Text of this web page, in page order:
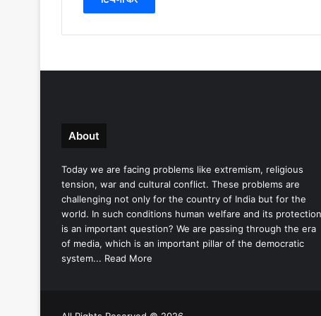
About
Today we are facing problems like extremism, religious
tension, war and cultural conflict. These problems are
challenging not only for the country of India but for the
world. In such conditions human welfare and its protection
is an important question? We are passing through the era
of media, which is an important pillar of the democratic
system... Read More